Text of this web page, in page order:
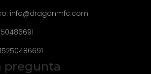
info@dragonmfc.com
pregunta